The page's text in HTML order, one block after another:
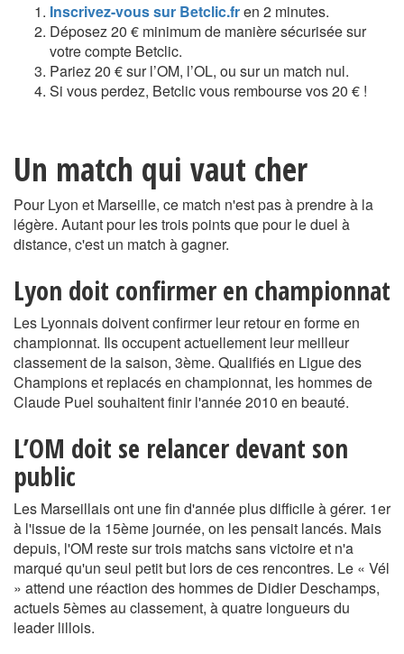
Inscrivez-vous sur Betclic.fren 2 minutes.
Déposez 20 € minimum de manière sécurisée sur
votre compte Betclic.
Pariez 20 € sur l’OM, l’OL, ou sur un match nul.
Si vous perdez, Betclic vous rembourse vos 20 € !
Un match qui vaut cher
Pour Lyon et Marseille, ce match n'est pas à prendre à la
légère. Autant pour les trois points que pour le duel à
distance, c'est un match à gagner.
Lyon doit confirmer en championnat
Les Lyonnais doivent confirmer leur retour en forme en
championnat. Ils occupent actuellement leur meilleur
classement de la saison, 3ème. Qualifiés en Ligue des
Champions et replacés en championnat, les hommes de
Claude Puel souhaitent finir l'année 2010 en beauté.
L’OM doit se relancer devant son
public
Les Marseillais ont une fin d'année plus difficile à gérer. 1er
à l'issue de la 15ème journée, on les pensait lancés. Mais
depuis, l'OM reste sur trois matchs sans victoire et n'a
marqué qu'un seul petit but lors de ces rencontres. Le « Vél
» attend une réaction des hommes de Didier Deschamps,
actuels 5èmes au classement, à quatre longueurs du
leader lillois.